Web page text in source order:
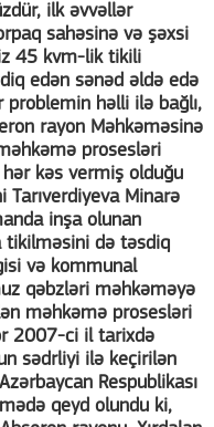
ilk əvvəllər
sahəsinə və şəxsi
45 kvm-lik tikili
edən sənəd əldə edə
həlli ilə bağlı,
rayon Məhkəməsinə
prosesləri
kəs vermiş olduğu
Minarə
inşa olunan
tikilməsini də təsdiq
və kommunal
qəbzləri məhkəməyə
məhkəmə prosesləri
2007-ci il tarixdə
sədrliyi ilə keçirilən
Respublikası
qeyd olundu ki,